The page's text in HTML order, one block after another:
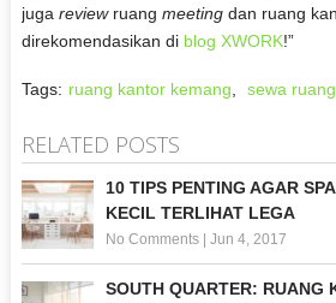
juga reviewruang meetingdan ruang
direkomendasikan di blog XWORK!”
Tags: ruang kantor kemang, sewa
RELATED POSTS
10 TIPS PENTING AGAR
KECIL TERLIHAT LEGA
No Comments| Jun 4, 2017
SOUTH QUARTER: RUANG